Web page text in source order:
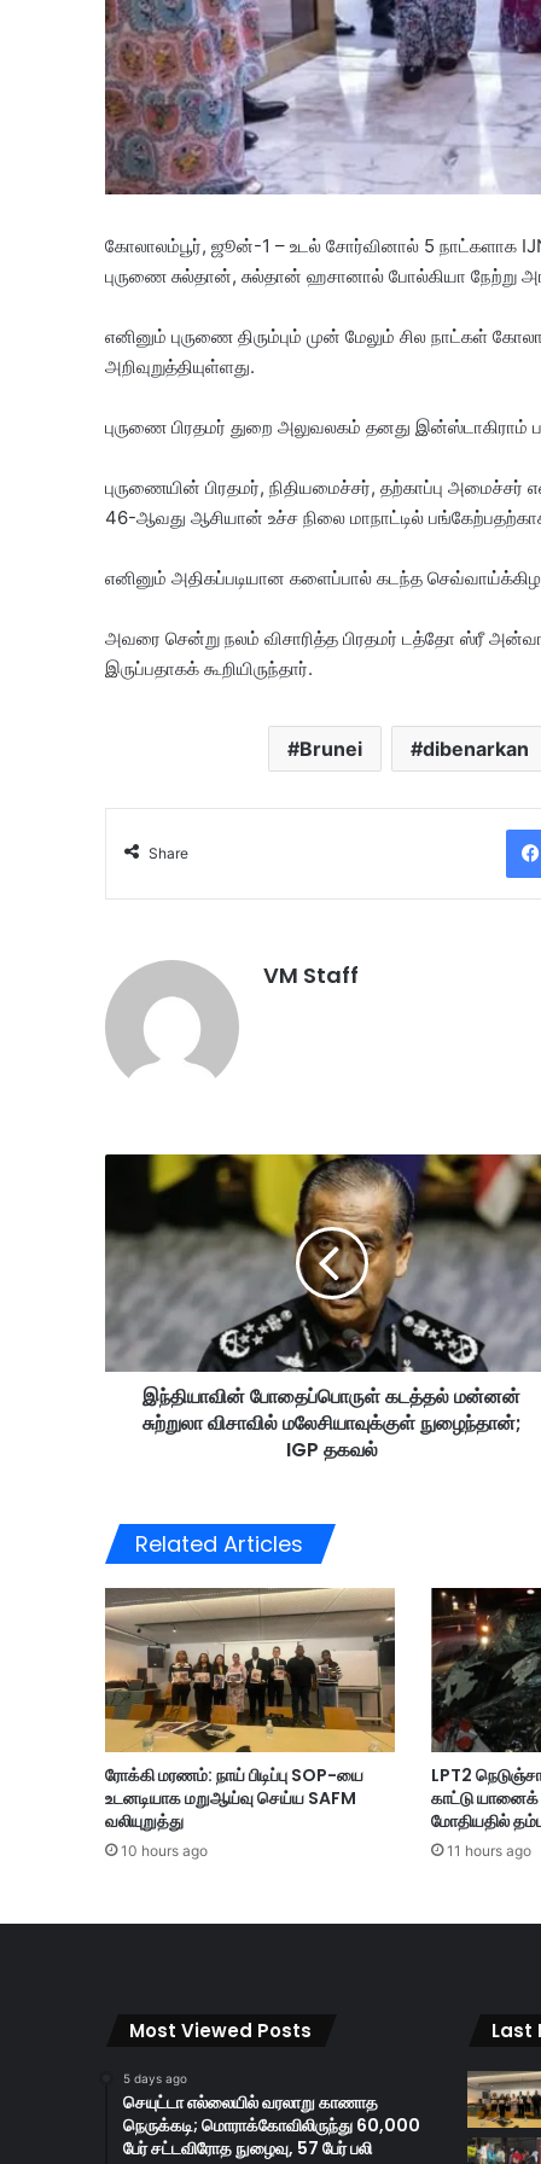
கோலாலம்பூர், ஜூன்-1 – உடல் சோர்வினால் 5 நாட்களாக
புருணை சுல்தான், சுல்தான் ஹசானால் போல்கியா நேற்று
எனினும் புருணை திரும்பும் முன் மேலும் சில நாட்கள்
அறிவுறுத்தியுள்ளது.
புருணை பிரதமர் துறை அலுவலகம் தனது இன்ஸ்டாகிராம்
புருணையின் பிரதமர், நிதியமைச்சர், தற்காப்பு
46-ஆவது ஆசியான் உச்ச நிலை மாநாட்டில்
எனினும் அதிகப்படியான களைப்பால் கடந்த
அவரை சென்று நலம் விசாரித்த பிரதமர் டத்தோ ஸ்ரீ
இருப்பதாகக் கூறியிருந்தார்.
Brunei dibenarkan
Share
VM Staff
யா
போ
தை
ப்
த
ன்
ன
ன்
சு
ற்
று
லா
வி
சா
வி
லே
ழை
இந்தியாவின் போதைப்பொருள் கடத்தல் மன்னன்
சுற்றுலா விசாவில் மலேசியாவுக்குள் நுழைந்தான்;
IGP தகவல்
Related Articles
ரோக்கி மரணம்: நாய் பிடிப்பு SOP-யை
உடனடியாக மறுஆய்வு செய்ய SAFM
வலியுறுத்து
10 hours ago
LPT2
காட்டு யானைக்
மோதியதில்
11 hours ago
Most Viewed Posts
5 days ago
செயுட்டா எல்லையில் வரலாறு காணாத
நெருக்கடி; மொராக்கோவிலிருந்து 60,000
பேர் சட்டவிரோத நுழைவு, 57 பேர் பலி
Last